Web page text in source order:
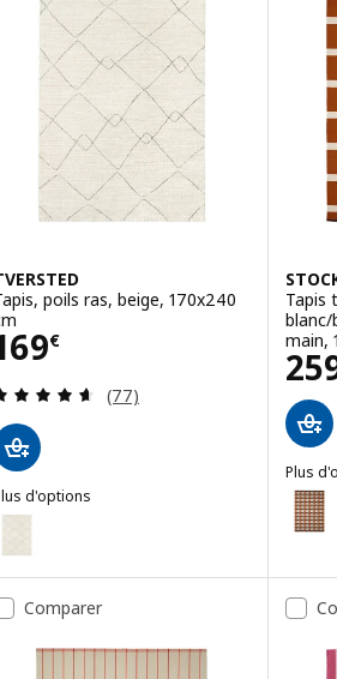
poils ras, beige, 170x240
€
169€
Révision: 4.6 hors de 5
(77)
d'options
: TVERSTED, Tapis, poils ras, beige,
Tapis
blanc/
main,
Plus
Comparer